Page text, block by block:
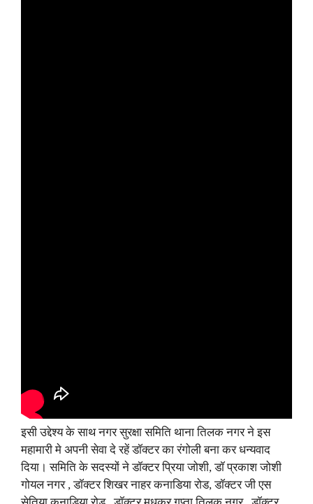
इसी उद्देश्य के साथ नगर सुरक्षा समिति थाना तिलक नगर ने इस
महामारी मे अपनी सेवा दे रहें डॉक्टर का रंगोली बना कर धन्यवाद
दिया। समिति के सदस्यों ने डॉक्टर प्रिया जोशी, डॉ प्रकाश जोशी
गोयल नगर , डॉक्टर शिखर नाहर कनाडिया रोड, डॉक्टर जी एस